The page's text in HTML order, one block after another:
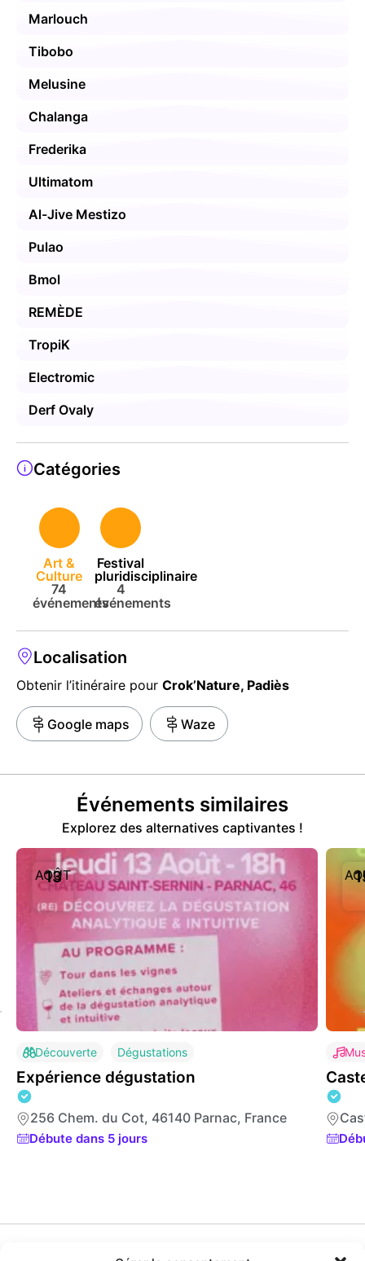
Marlouch
Tibobo
Melusine
Chalanga
Frederika
Ultimatom
Al-Jive Mestizo
Pulao
Bmol
REMÈDE
TropiK
Electromic
Derf Ovaly
Catégories
Art &
Culture
74
événements
Festival
pluridisciplinaire
4
événements
Localisation
Obtenir l’itinéraire pour Crok’Nature, Padiès
Google maps Waze
Événements similaires
Explorez des alternatives captivantes !
Découverte Dégustations
Expérience dégustation
256 Chem. du Cot, 46140 Parnac, France
Débute dans 5 jours
13
AOÛT